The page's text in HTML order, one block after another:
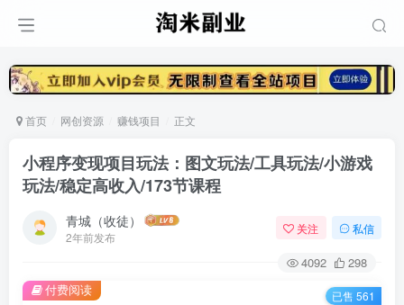
首页 网创资源 赚钱项目 正文
小程序变现项目玩法：图文玩法/工具玩法/小游戏
玩法/稳定高收入/173节课程
青城（收徒）
2年前发布
关注 私信
4092 298
付费阅读 已售 561